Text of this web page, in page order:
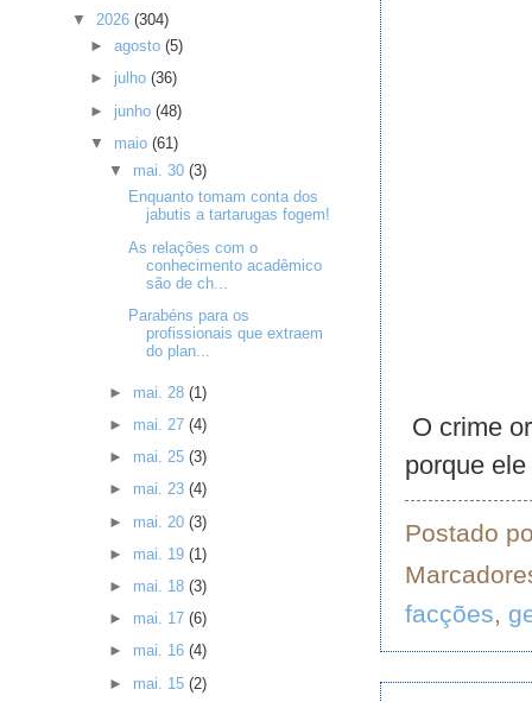
O crime
porque
Postado
facções,
▼ 2026 (304)
►agosto(5)
► julho(36)
► junho(48)
▼ maio(61)
▼ mai. 30 (3)
Enquanto tomam conta dos
jabutis a tartarugas fogem!
As relações com o
conhecimento acadêmico
são de ch...
Parabéns para os
profissionais que extraem
do plan...
► mai. 28 (1)
► mai. 27 (4)
► mai. 25 (3)
► mai. 23 (4)
► mai. 20 (3)
► mai. 19 (1)
► mai. 18 (3)
► mai. 17 (6)
► mai. 16 (4)
► mai. 15 (2)